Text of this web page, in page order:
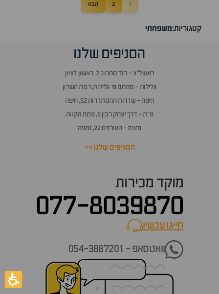
1
2 הבא
קטגוריות:משפחתי
הסניפים שלנו
ראשל״צ - דוד סחרוב 7, ראשון לציון
גלילות - מתחם פי גלילות, רמת השרון
חיפה - שדרות ההסתדרות 52, חיפה
פ״ת - דרך יצחק רבין 5, פתח תקווה
נתניה - האורזים 22, נתניה
הסניפים שלנו >>
מוקד מכירות
077-8039870
חייגו עכשיוcall now
וואטסאפ - 054-3887201